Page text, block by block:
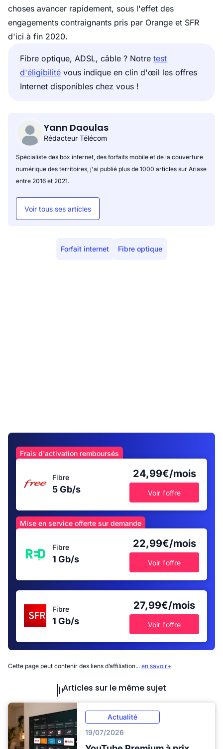
choses avancer rapidement, sous l'effet des
engagements contraignants pris par Orange et SFR
d'ici à fin 2020.
Fibre optique, ADSL, câble ? Notre test
d'éligibilité vous indique en clin d'œil les offres
Internet disponibles chez vous !
Yann Daoulas
Rédacteur Télécom
Spécialiste des box internet, des forfaits mobile et de la couverture
numérique des territoires, j'ai publié plus de 1000 articles sur Ariase
entre 2016 et 2021.
Voir tous ses articles
Forfait internet Fibre optique
Frais d'activation remboursés
Fibre
5 Gb/s
24,99€/mois
Voir l'offre
Mise en service offerte sur demande
Fibre
1 Gb/s
22,99€/mois
Voir l'offre
Fibre
1 Gb/s
27,99€/mois
Voir l'offre
Cette page peut contenir des liens d’affiliation... en savoir+
Articles sur le même sujet
Actualité
19/07/2026